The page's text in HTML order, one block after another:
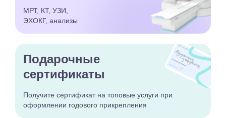
МРТ, КТ, УЗИ,
ЭХОКГ, анализы
Подарочные
сертификаты
Получите сертификатна топовые услуги при
оформлении годового прикрепления